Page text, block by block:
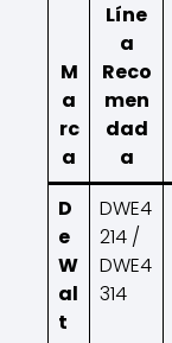
M
a
rc
a
Líne
a
Reco
men
dad
a
D
e
W
al
t
DWE4
214 /
DWE4
314